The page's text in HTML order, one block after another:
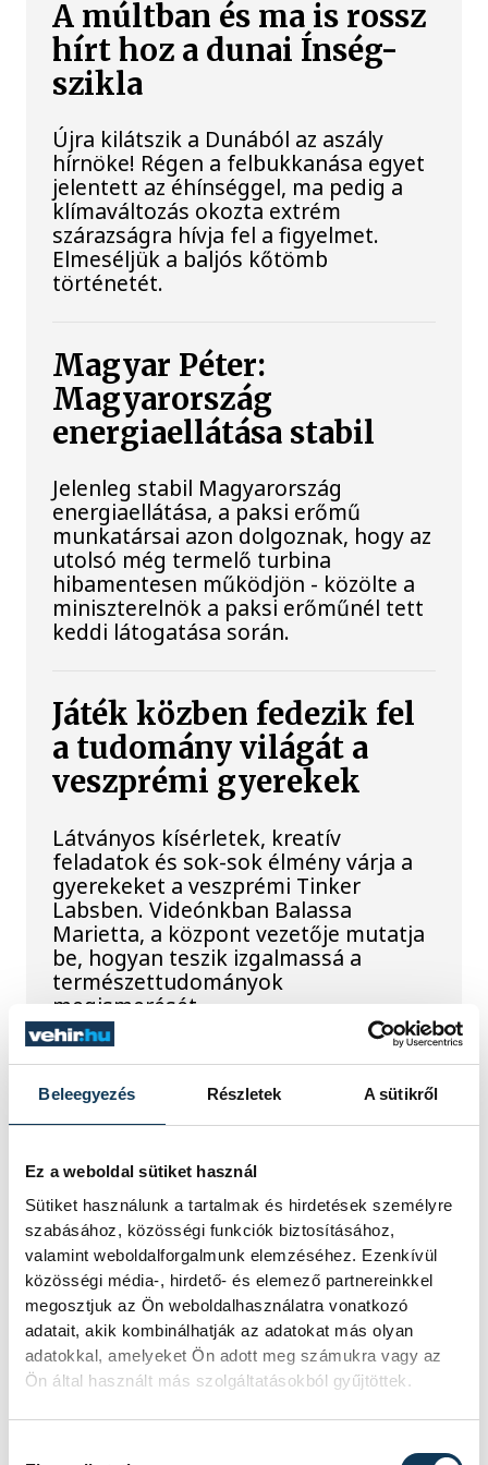
Beleegyezés Részletek A sütikről
Ez a weboldal sütiket használ
Sütiket használunk a tartalmak és hirdetések személyre
szabásához, közösségi funkciók biztosításához,
valamint weboldalforgalmunk elemzéséhez. Ezenkívül
közösségi média-, hirdető- és elemező partnereinkkel
megosztjuk az Ön weboldalhasználatra vonatkozó
adatait, akik kombinálhatják az adatokat más olyan
adatokkal, amelyeket Ön adott meg számukra vagy az
Ön által használt más szolgáltatásokból gyűjtöttek.
A múltban és ma is rossz
hírt hoz a dunai Ínség-
szikla
Újra kilátszik a Dunából az aszály
hírnöke! Régen a felbukkanása egyet
jelentett az éhínséggel, ma pedig a
klímaváltozás okozta extrém
szárazságra hívja fel a figyelmet.
Elmeséljük a baljós kőtömb
történetét.
Magyar Péter:
Magyarország
energiaellátása stabil
Jelenleg stabil Magyarország
energiaellátása, a paksi erőmű
munkatársai azon dolgoznak, hogy az
utolsó még termelő turbina
hibamentesen működjön - közölte a
miniszterelnök a paksi erőműnél tett
keddi látogatása során.
Játék közben fedezik fel
a tudomány világát a
veszprémi gyerekek
Látványos kísérletek, kreatív
feladatok és sok-sok élmény várja a
gyerekeket a veszprémi Tinker
Labsben. Videónkban Balassa
Marietta, a központ vezetője mutatja
be, hogyan teszik izgalmassá a
természettudományok
megismerését.
Augusztus 12-én
napfogyatkozás és
csillaghullás is vár ránk
Az év legsűrűbb csillagászati napján,
augusztus 12-én éjjel tetőzik majd a
Perseidák hullócsillagraj, de
ugyanezen a napon részleges
napfogyatkozást is meg lehet majd
figyelni.
Lekapcsolják Veszprém